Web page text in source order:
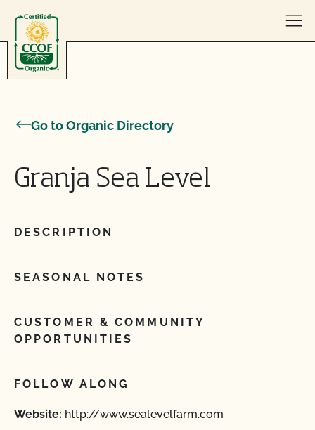
Go to Organic Directory
Granja Sea Level
DESCRIPTION
SEASONAL NOTES
CUSTOMER & COMMUNITY
OPPORTUNITIES
FOLLOW ALONG
Website: http://www.sealevelfarm.com